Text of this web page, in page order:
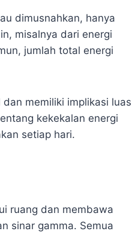
dimusnahkan, hanya
misalnya dari energi
jumlah total energi
memiliki implikasi luas
kekekalan energi
setiap hari.
ruang dan membawa
sinar gamma. Semua